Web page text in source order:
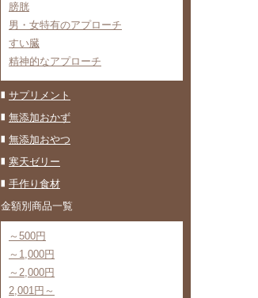
膀胱
男・女特有のアプローチ
すい臓
精神的なアプローチ
サプリメント
無添加おかず
無添加おやつ
寒天ゼリー
手作り食材
金額別商品一覧
～500円
～1,000円
～2,000円
2,001円～